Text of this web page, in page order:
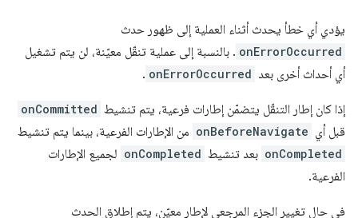
يؤدي أي خطأ يحدث أثناء العملية إلى ظهور حدث
onErrorOccurred . بالنسبة إلى عملية تنقّل معيّنة، لن يتم تشغيل
أي أحداث أخرى بعد onErrorOccurred
.
إذا كان إطار التنقّل يتضمّن إطارات فرعية، يتم تنشيط onCommitted
قبل أي onBeforeNavigate من الإطارات الفرعية، بينما يتم تنشيط
onCompleted بعد تنشيط onCompleted لجميع الإطارات
الفرعية.
في حال تغيير الجزء المرجعي لإطار معيّن، يتم إطلاق الحدث